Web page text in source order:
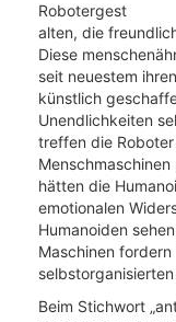
Robotergest
alten, die
Diese
seit neuestem
künstlich
Unendlichkeiten
treffen die
hätten die
emotionalen
Humanoiden
Maschinen
Beim Stichwort